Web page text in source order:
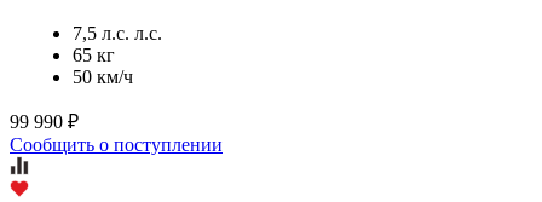
7,5 л.с. л.с.
65 кг
50 км/ч
99 990 ₽
Сообщить о поступлении